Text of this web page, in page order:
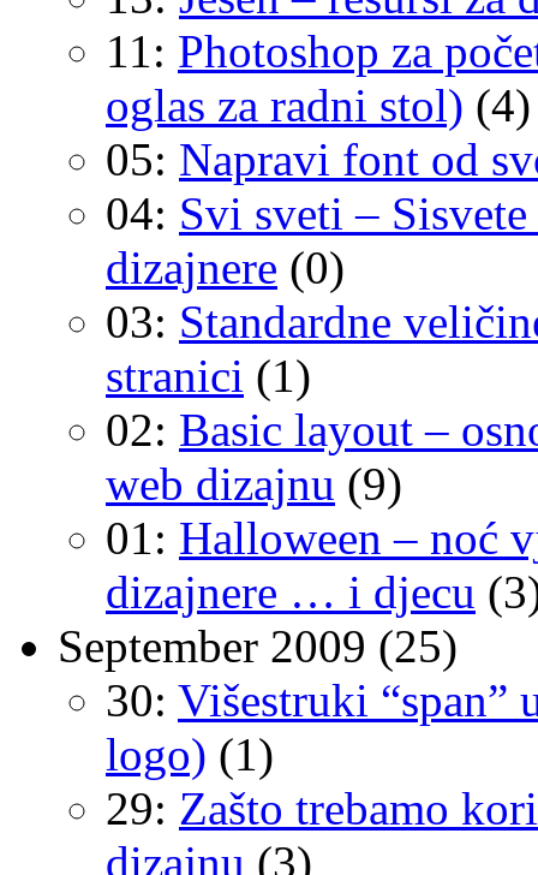
11: Photoshop za
oglas za radni stol) (4)
05: Napravi font od
04: Svi sveti –
dizajnere (0)
03: Standardne
stranici (1)
02: Basic layout –
web dizajnu (9)
01: Halloween – noć
dizajnere … i djecu
September 2009 (25)
30: Višestruki “span”
logo) (1)
29: Zašto trebamo
dizajnu (3)